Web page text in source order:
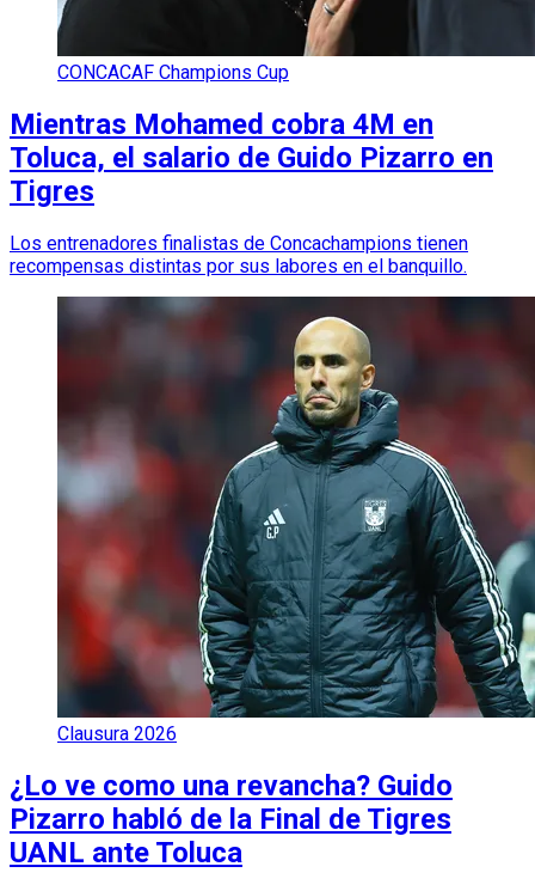
CONCACAF Champions Cup
Mientras Mohamed cobra 4M en
Toluca, el salario de Guido Pizarro en
Tigres
Los entrenadores finalistas de Concachampions tienen
recompensas distintas por sus labores en el banquillo.
Clausura 2026
¿Lo ve como una revancha? Guido
Pizarro habló de la Final de Tigres
UANL ante Toluca